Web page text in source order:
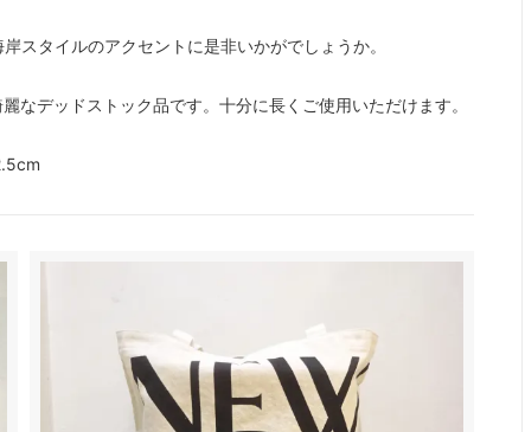
スタイルのアクセントに是非いかがでしょうか。
デッドストック品です。十分に長くご使用いただけます。